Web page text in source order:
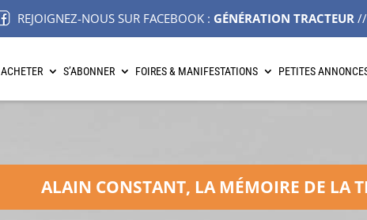
REJOIGNEZ-NOUS SUR FACEBOOK : GÉNÉRATION TRACTEUR//
ACHETER S’ABONNER FOIRES & MANIFESTATIONS PETITES
ALAIN CONSTANT, LA MÉMOIRE DE LA